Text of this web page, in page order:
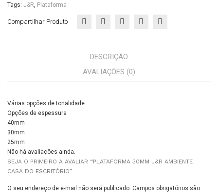
Tags: J&R, Plataforma
Compartilhar Produto
DESCRIÇÃO
AVALIAÇÕES (0)
Várias opções de tonalidade
Opções de espessura
40mm
30mm
25mm
Não há avaliações ainda.
SEJA O PRIMEIRO A AVALIAR “PLATAFORMA 30MM J&R AMBIENTE
CASA DO ESCRITÓRIO”
O seu endereço de e-mail não será publicado. Campos obrigatórios são